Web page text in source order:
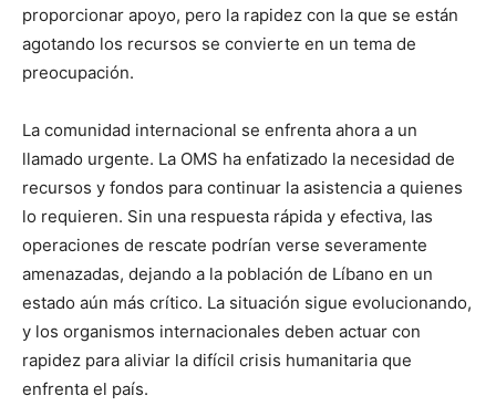
proporcionar apoyo, pero la rapidez con la que se están
agotando los recursos se convierte en un tema de
preocupación.
La comunidad internacional se enfrenta ahora a un
llamado urgente. La OMS ha enfatizado la necesidad de
recursos y fondos para continuar la asistencia a quienes
lo requieren. Sin una respuesta rápida y efectiva, las
operaciones de rescate podrían verse severamente
amenazadas, dejando a la población de Líbano en un
estado aún más crítico. La situación sigue evolucionando,
y los organismos internacionales deben actuar con
rapidez para aliviar la difícil crisis humanitaria que
enfrenta el país.